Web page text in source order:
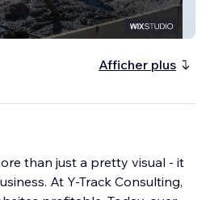
Underpinning Inc.
Afficher plus
than just a pretty visual - it
At Y-Track Consulting,